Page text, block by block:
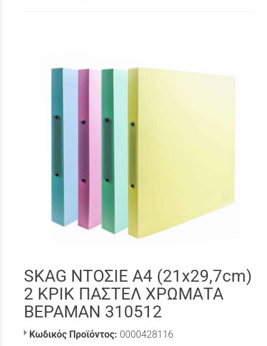
SKAG ΝΤΟΣΙΕ A4 (21x29,7cm)
2 ΚΡΙΚ ΠΑΣΤΕΛ ΧΡΩΜΑΤΑ
ΒΕΡΑΜΑΝ 310512
Κωδικός Προϊόντος: 0000428116